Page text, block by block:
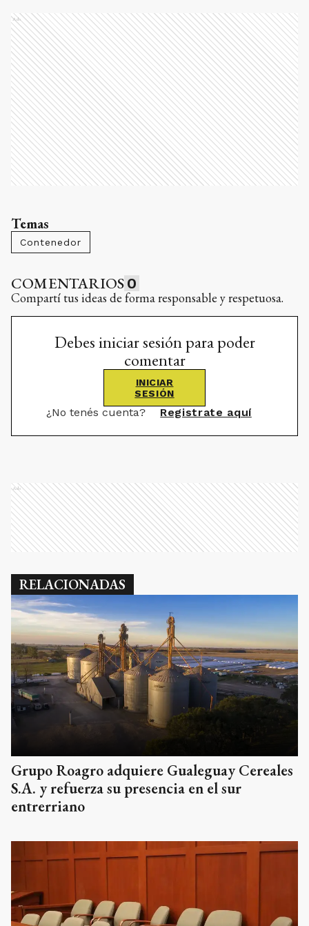
Ads
Temas
Contenedor
COMENTARIOS 0
Compartí tus ideas de forma responsable y respetuosa.
Debes iniciar sesión para poder
comentar
INICIAR
SESIÓN
¿No tenés cuenta? Registrate aquí
Ads
RELACIONADAS
Grupo Roagro adquiere Gualeguay Cereales
S.A. y refuerza su presencia en el sur
entrerriano